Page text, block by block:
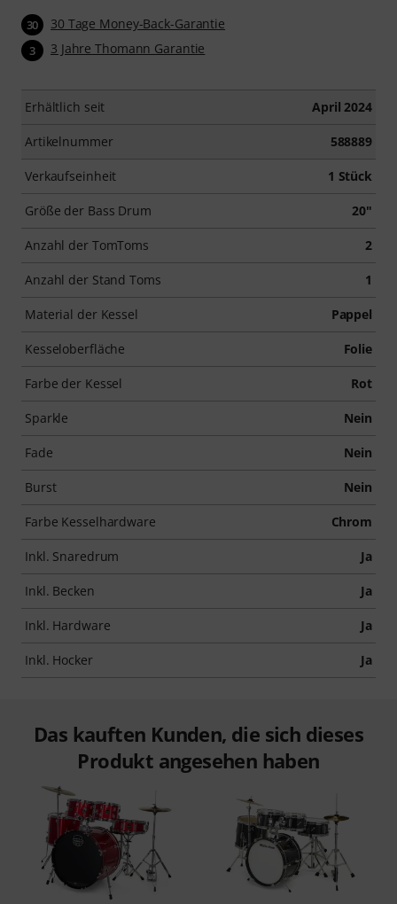
30 30 Tage Money-Back-Garantie
3 3 Jahre Thomann Garantie
Erhältlich seit April 2024
Artikelnummer 588889
Verkaufseinheit 1 Stück
Größe der Bass Drum 20"
Anzahl der TomToms 2
Anzahl der Stand Toms 1
Material der Kessel Pappel
Kesseloberfläche Folie
Farbe der Kessel Rot
Sparkle Nein
Fade Nein
Burst Nein
Farbe Kesselhardware Chrom
Inkl. Snaredrum Ja
Inkl. Becken Ja
Inkl. Hardware Ja
Inkl. Hocker Ja
Das kauften Kunden, die sich dieses
Produkt angesehen haben